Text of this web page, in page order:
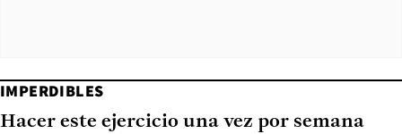
IMPERDIBLES
Hacer este ejercicio una vez por semana